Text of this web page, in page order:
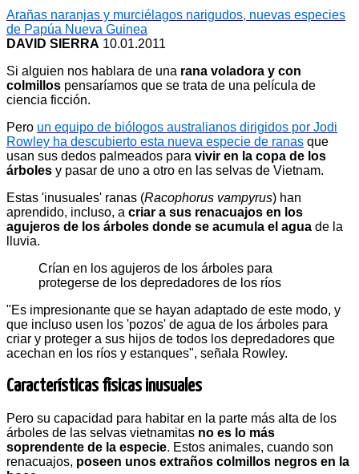
Arañas naranjas y murciélagos narigudos, nuevas especies
de Papúa Nueva Guinea
DAVID SIERRA 10.01.2011
Si alguien nos hablara de una rana voladora y con
colmillos pensaríamos que se trata de una película de
ciencia ficción.
Pero un equipo de biólogos australianos dirigidos por Jodi
Rowley ha descubierto esta nueva especie de ranas que
usan sus dedos palmeados para vivir en la copa de los
árboles y pasar de uno a otro en las selvas de Vietnam.
Estas 'inusuales' ranas (Racophorus vampyrus) han
aprendido, incluso, a criar a sus renacuajos en los
agujeros de los árboles donde se acumula el agua de la
lluvia.
Crían en los agujeros de los árboles para
protegerse de los depredadores de los ríos
"Es impresionante que se hayan adaptado de este modo, y
que incluso usen los 'pozos' de agua de los árboles para
criar y proteger a sus hijos de todos los depredadores que
acechan en los ríos y estanques", señala Rowley.
Características físicas inusuales
Pero su capacidad para habitar en la parte más alta de los
árboles de las selvas vietnamitas no es lo más
soprendente de la especie. Estos animales, cuando son
renacuajos, poseen unos extraños colmillos negros en la